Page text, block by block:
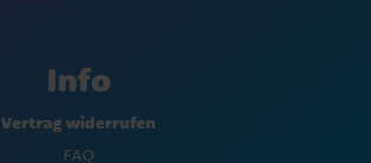
Info
Vertrag widerrufen
FAQ